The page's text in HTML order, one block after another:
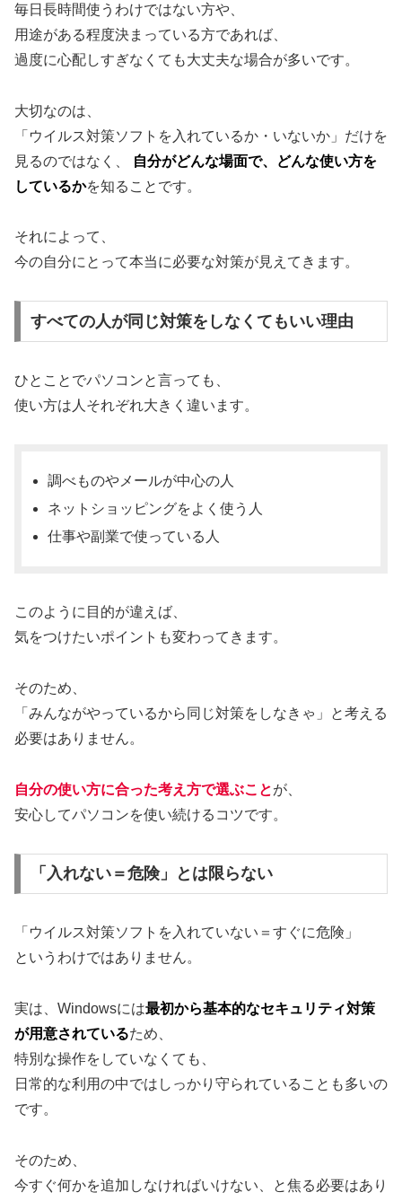
毎日長時間使うわけではない方や、
用途がある程度決まっている方であれば、
過度に心配しすぎなくても大丈夫な場合が多いです。
大切なのは、
「ウイルス対策ソフトを入れているか・いないか」だけを
見るのではなく、
自分がどんな場面で、どんな使い方を
しているかを知ることです。
それによって、
今の自分にとって本当に必要な対策が見えてきます。
すべての人が同じ対策をしなくてもいい理由
ひとことでパソコンと言っても、
使い方は人それぞれ大きく違います。
調べものやメールが中心の人
ネットショッピングをよく使う人
仕事や副業で使っている人
このように目的が違えば、
気をつけたいポイントも変わってきます。
そのため、
「みんながやっているから同じ対策をしなきゃ」と考える
必要はありません。
自分の使い方に合った考え方で選ぶことが、
安心してパソコンを使い続けるコツです。
「入れない＝危険」とは限らない
「ウイルス対策ソフトを入れていない＝すぐに危険」
というわけではありません。
実は、Windowsには最初から基本的なセキュリティ対策
が用意されているため、
特別な操作をしていなくても、
日常的な利用の中ではしっかり守られていることも多いの
です。
そのため、
今すぐ何かを追加しなければいけない、と焦る必要はあり